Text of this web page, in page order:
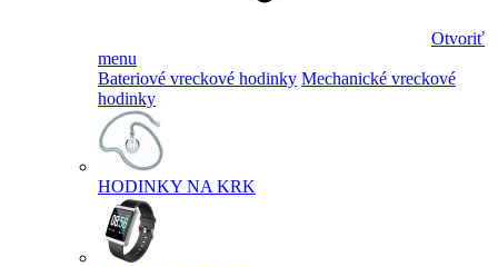
Otvoriť
menu
Bateriové vreckové hodinky Mechanické vreckové
hodinky
HODINKY NA KRK